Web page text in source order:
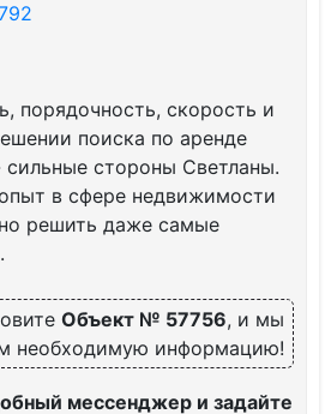
порядочность, скорость и
поиска по аренде
стороны Светланы.
в сфере недвижимости
решить даже самые
Объект № 57756, и мы
необходимую информацию!
мессенджер и задайте